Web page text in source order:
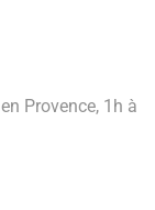
Provence, 1h à